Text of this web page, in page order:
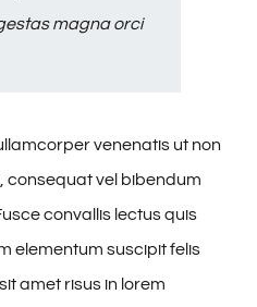
magna orci
venenatis ut non
consequat vel bibendum
convallis lectus quis
elementum suscipit felis
amet risus in lorem